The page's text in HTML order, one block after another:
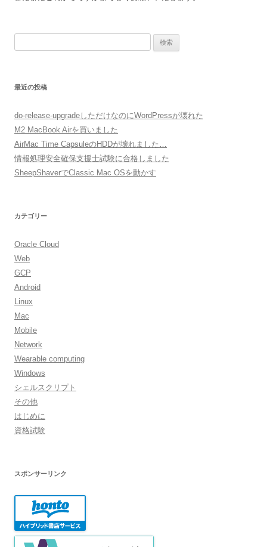
索:
最近の投稿
do-release-upgradeしただけなのにWordPressが壊れた
M2 MacBook Airを買いました
AirMac Time CapsuleのHDDが壊れました…
情報処理安全確保支援士試験に合格しました
SheepShaverでClassic Mac OSを動かす
カテゴリー
Oracle Cloud
Web
GCP
Android
Linux
Mac
Mobile
Network
Wearable computing
Windows
シェルスクリプト
その他
はじめに
資格試験
スポンサーリンク